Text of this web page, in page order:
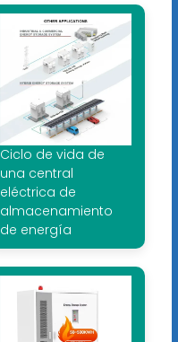
Ciclo de vida de
una central
eléctrica de
almacenamiento
de energía